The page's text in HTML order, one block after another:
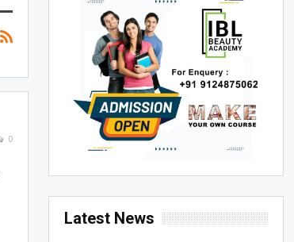
0
Latest News